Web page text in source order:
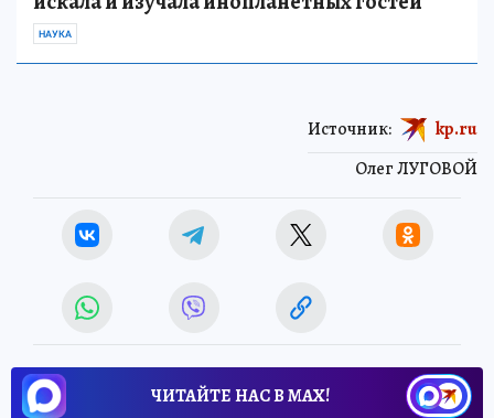
НАУКА
Олег ЛУГОВОЙ
Источник: kp.ru
ЧИТАЙТЕ НАС В МАХ!